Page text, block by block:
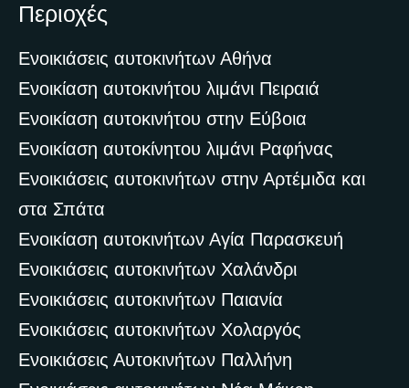
Περιοχές
Ενοικιάσεις αυτοκινήτων Αθήνα
Ενοικίαση αυτοκινήτου λιμάνι Πειραιά
Ενοικίαση αυτοκινήτου στην Εύβοια
Ενοικίαση αυτοκίνητου λιμάνι Ραφήνας
Ενοικιάσεις αυτοκινήτων στην Αρτέμιδα και
στα Σπάτα
Ενοικίαση αυτοκινήτων Αγία Παρασκευή
Ενοικιάσεις αυτοκινήτων Χαλάνδρι
Ενοικιάσεις αυτοκινήτων Παιανία
Ενοικιάσεις αυτοκινήτων Χολαργός
Ενοικιάσεις Αυτοκινήτων Παλλήνη